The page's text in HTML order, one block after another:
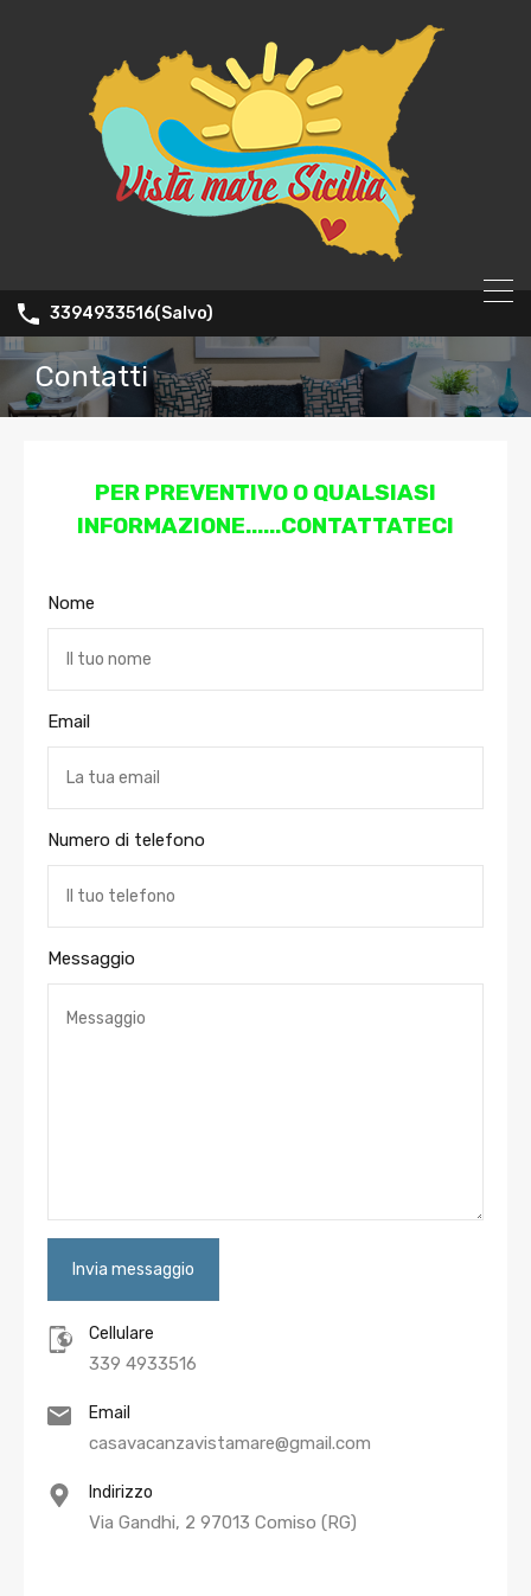
3394933516(Salvo)
Contatti
PER PREVENTIVO O QUALSIASI
INFORMAZIONE......CONTATTATECI
Nome
Email
Numero di telefono
Messaggio
Cellulare
339 4933516
Email
casavacanzavistamare@gmail.com
Indirizzo
Via Gandhi, 2 97013 Comiso (RG)